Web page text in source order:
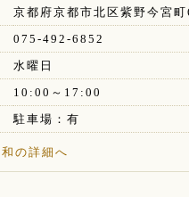
京都府京都市北区紫野今宮町
075-492-6852
水曜日
10:00～17:00
駐車場：有 北
の詳細へ